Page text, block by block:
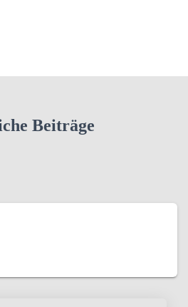
Beiträge